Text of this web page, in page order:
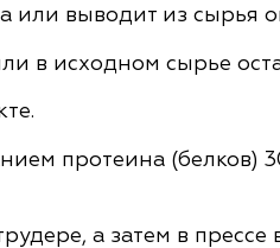
или выводит из сырья
в исходном сырье
протеина (белков)
а затем в